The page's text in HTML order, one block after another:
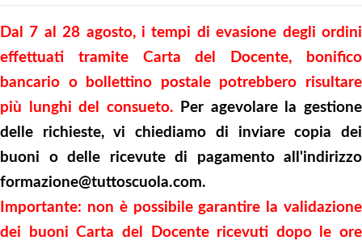
Dal 7 al 28 agosto, i tempi di evasione degli ordini
effettuati tramite Carta del Docente, bonifico
bancario o bollettino postale potrebbero risultare
più lunghi del consueto.
Per agevolare la gestione
delle richieste, vi chiediamo di inviare copia dei
buoni o delle ricevute di pagamento all'indirizzo
formazione@tuttoscuola.com.
Importante: non è possibile garantire la validazione
dei buoni Carta del Docente ricevuti dopo le ore